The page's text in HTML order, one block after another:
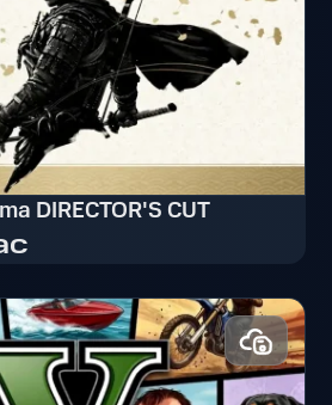
DIRECTOR'S CUT